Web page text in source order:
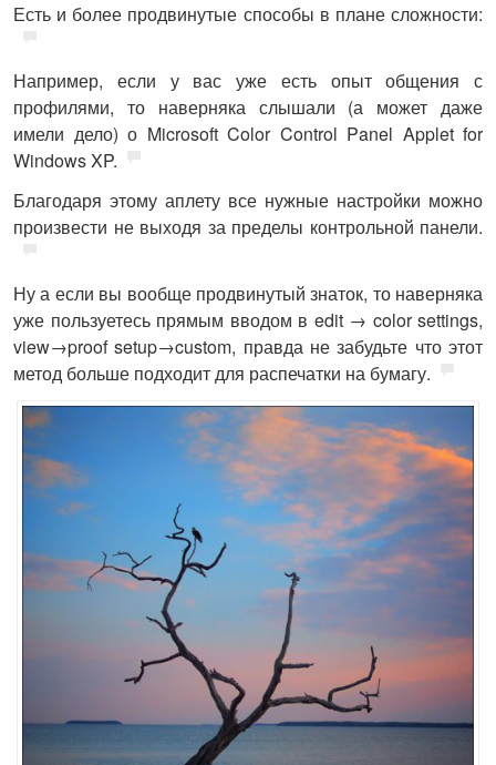
Есть и более продвинутые способы в плане сложности:
Например, если у вас уже есть опыт общения с
профилями, то наверняка слышали (а может даже
имели дело) о Microsoft Color Control Panel Applet for
Windows XP.
Благодаря этому аплету все нужные настройки можно
произвести не выходя за пределы контрольной панели.
Ну а если вы вообще продвинутый знаток, то наверняка
уже пользуетесь прямым вводом в edit → color settings,
view→proof setup→custom, правда не забудьте что этот
метод больше подходит для распечатки на бумагу.